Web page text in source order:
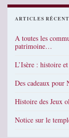
ARTICLES
A toutes les
patrimoine…
L’Isère : histoire
Des cadeaux pour
Histoire des Jeux
Notice sur le